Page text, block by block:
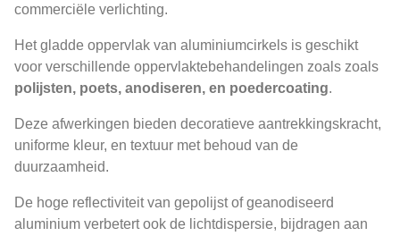
commerciële verlichting.
Het gladde oppervlak van aluminiumcirkels is geschikt
voor verschillende oppervlaktebehandelingen zoals zoals
polijsten, poets, anodiseren, en poedercoating.
Deze afwerkingen bieden decoratieve aantrekkingskracht,
uniforme kleur, en textuur met behoud van de
duurzaamheid.
De hoge reflectiviteit van gepolijst of geanodiseerd
aluminium verbetert ook de lichtdispersie, bijdragen aan